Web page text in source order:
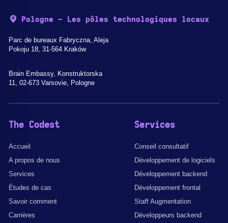
Pologne - Les pôles technologiques locaux
Parc de bureaux Fabryczna, Aleja
Pokoju 18, 31-564 Kraków
Brain Embassy, Konstruktorska
11, 02-673 Varsovie, Pologne
The Codest
Accueil
A propos de nous
Services
Études de cas
Savoir comment
Carrières
Services
Conseil consultatif
Développement de logiciels
Développement backend
Développement frontal
Staff Augmentation
Développeurs backend